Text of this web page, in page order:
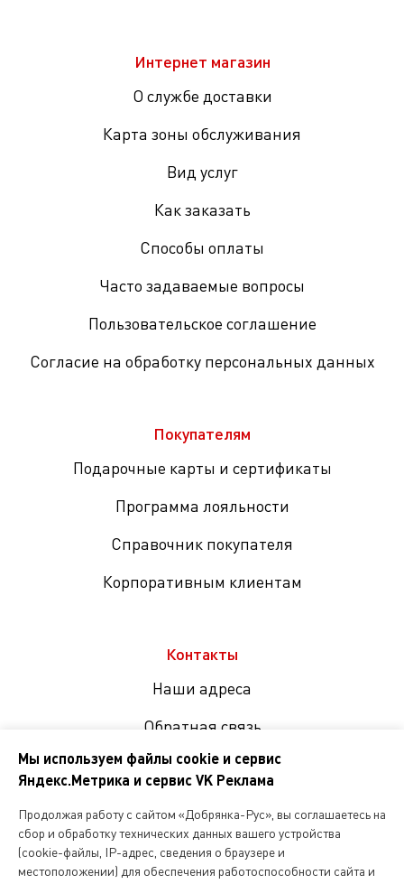
Интернет магазин
О службе доставки
Карта зоны обслуживания
Вид услуг
Как заказать
Способы оплаты
Часто задаваемые вопросы
Пользовательское соглашение
Согласие на обработку персональных данных
Покупателям
Подарочные карты и сертификаты
Программа лояльности
Справочник покупателя
Корпоративным клиентам
Контакты
Наши адреса
Обратная связь
соцсетях
Копирование и любое другое использование информации,
Мы используем файлы cookie и сервис
Яндекс.Метрика и сервис VK Реклама
Продолжая работу с сайтом «Добрянка-Рус», вы соглашаетесь на
сбор и обработку технических данных вашего устройства
(cookie-файлы, IP-адрес, сведения о браузере и
местоположении) для обеспечения работоспособности сайта и